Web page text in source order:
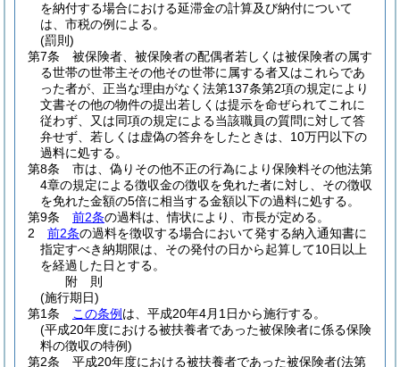
を納付する場合における延滞金の計算及び納付について
は、市税の例による。
(罰則)
第7条
被保険者、被保険者の配偶者若しくは被保険者の属す
る世帯の世帯主その他その世帯に属する者又はこれらであ
った者が、正当な理由がなく法第137条第2項の規定により
文書その他の物件の提出若しくは提示を命ぜられてこれに
従わず、又は同項の規定による当該職員の質問に対して答
弁せず、若しくは虚偽の答弁をしたときは、10万円以下の
過料に処する。
第8条
市は、偽りその他不正の行為により保険料その他法第
4章の規定による徴収金の徴収を免れた者に対し、その徴収
を免れた金額の5倍に相当する金額以下の過料に処する。
第9条
前2条の過料は、情状により、市長が定める。
2
前2条の過料を徴収する場合において発する納入通知書に
指定すべき納期限は、その発付の日から起算して10日以上
を経過した日とする。
附 則
(施行期日)
第1条
この条例 は、平成20年4月1日から施行する。
(平成20年度における被扶養者であった被保険者に係る保険
料の徴収の特例)
第2条
平成20年度における被扶養者であった被保険者(法第